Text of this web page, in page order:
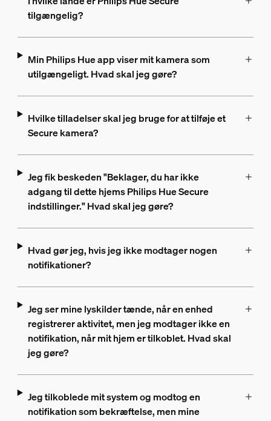
tilgængelig?
Min Philips Hue app viser mit kamera som
utilgængeligt. Hvad skal jeg gøre?
Hvilke tilladelser skal jeg bruge for at tilføje et
Secure kamera?
Jeg fik beskeden "Beklager, du har ikke
adgang til dette hjems Philips Hue Secure
indstillinger." Hvad skal jeg gøre?
Hvad gør jeg, hvis jeg ikke modtager nogen
notifikationer?
Jeg ser mine lyskilder tænde, når en enhed
registrerer aktivitet, men jeg modtager ikke en
notifikation, når mit hjem er tilkoblet. Hvad skal
jeg gøre?
Jeg tilkoblede mit system og modtog en
notifikation som bekræftelse, men mine